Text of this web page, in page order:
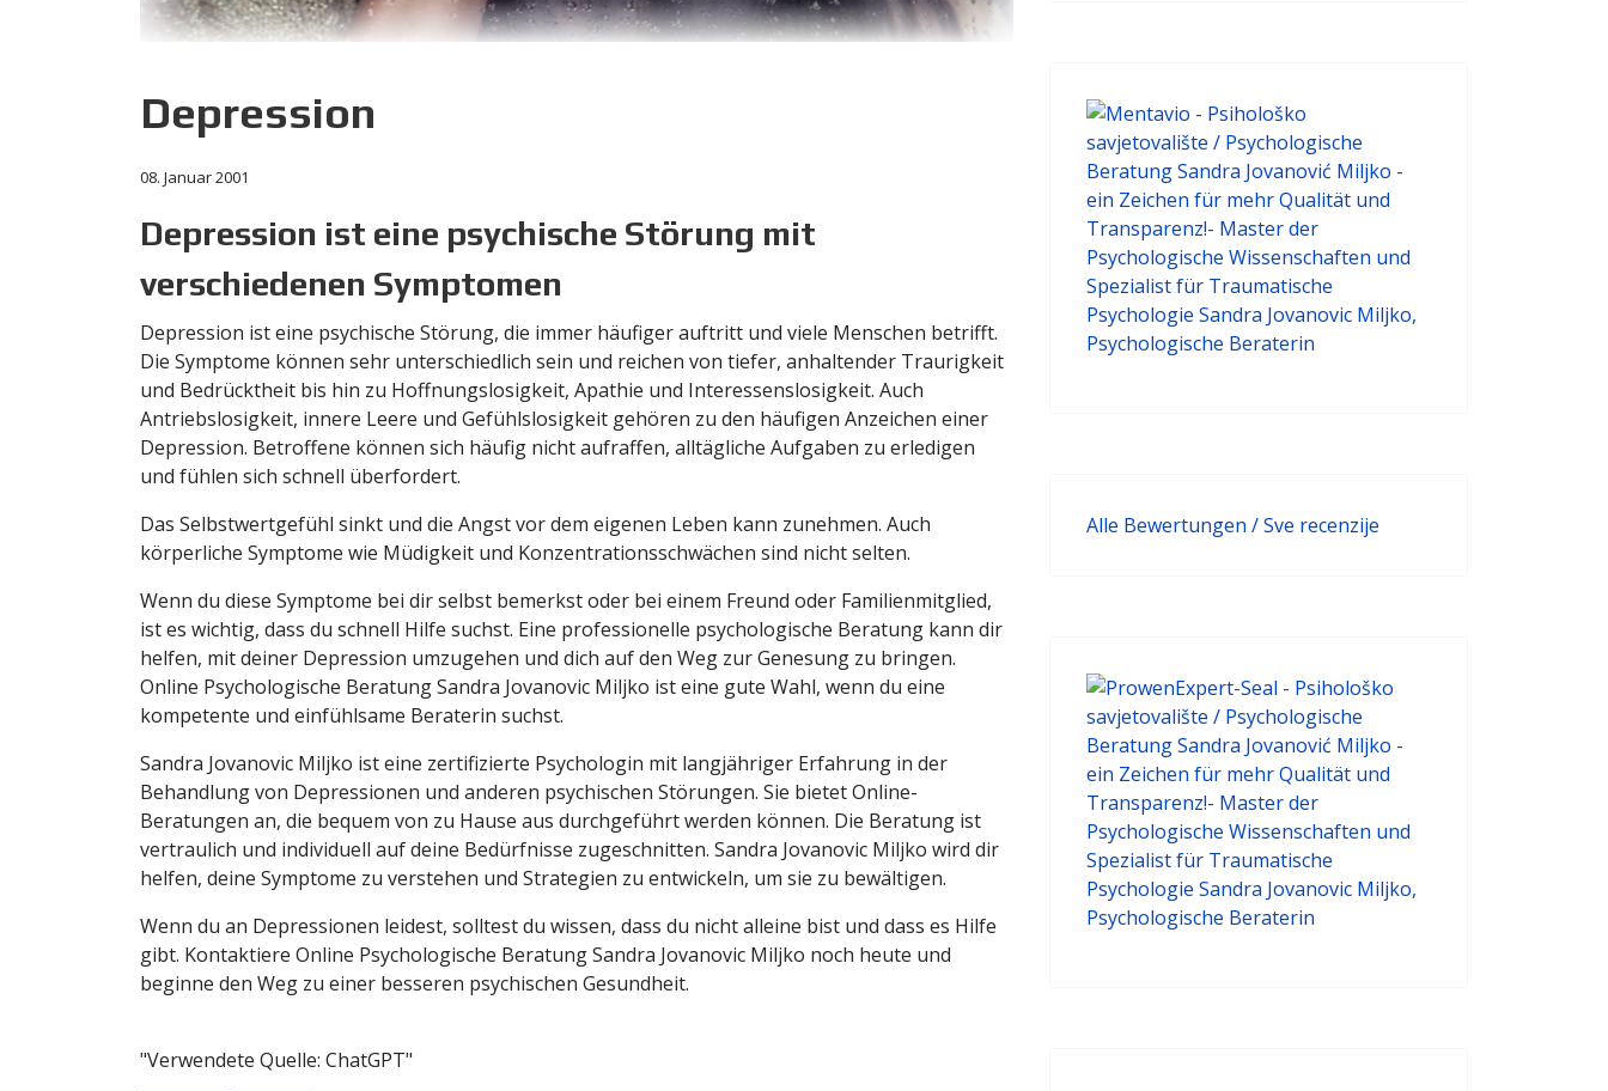
Depression
08. Januar 2001
Depression ist eine psychische Störung mit
verschiedenen Symptomen
Depression ist eine psychische Störung, die immer häufiger auftritt und viele Menschen betrifft.
Die Symptome können sehr unterschiedlich sein und reichen von tiefer, anhaltender Traurigkeit
und Bedrücktheit bis hin zu Hoffnungslosigkeit, Apathie und Interessenslosigkeit. Auch
Antriebslosigkeit, innere Leere und Gefühlslosigkeit gehören zu den häufigen Anzeichen einer
Depression. Betroffene können sich häufig nicht aufraffen, alltägliche Aufgaben zu erledigen
und fühlen sich schnell überfordert.
Das Selbstwertgefühl sinkt und die Angst vor dem eigenen Leben kann zunehmen. Auch
körperliche Symptome wie Müdigkeit und Konzentrationsschwächen sind nicht selten.
Wenn du diese Symptome bei dir selbst bemerkst oder bei einem Freund oder Familienmitglied,
ist es wichtig, dass du schnell Hilfe suchst. Eine professionelle psychologische Beratung kann dir
helfen, mit deiner Depression umzugehen und dich auf den Weg zur Genesung zu bringen.
Online Psychologische Beratung Sandra Jovanovic Miljko ist eine gute Wahl, wenn du eine
kompetente und einfühlsame Beraterin suchst.
Sandra Jovanovic Miljko ist eine zertifizierte Psychologin mit langjähriger Erfahrung in der
Behandlung von Depressionen und anderen psychischen Störungen. Sie bietet Online-
Beratungen an, die bequem von zu Hause aus durchgeführt werden können. Die Beratung ist
vertraulich und individuell auf deine Bedürfnisse zugeschnitten. Sandra Jovanovic Miljko wird dir
helfen, deine Symptome zu verstehen und Strategien zu entwickeln, um sie zu bewältigen.
Wenn du an Depressionen leidest, solltest du wissen, dass du nicht alleine bist und dass es Hilfe
gibt. Kontaktiere Online Psychologische Beratung Sandra Jovanovic Miljko noch heute und
beginne den Weg zu einer besseren psychischen Gesundheit.
"Verwendete Quelle: ChatGPT"
Alle Bewertungen / Sve recenzije